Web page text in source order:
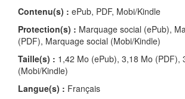
Contenu(s) : ePub, PDF, Mobi/Kindle
Protection(s) : Marquage social (ePub),
(PDF), Marquage social (Mobi/Kindle)
Taille(s) : 1,42 Mo (ePub), 3,18 Mo (PDF),
(Mobi/Kindle)
Langue(s) : Français